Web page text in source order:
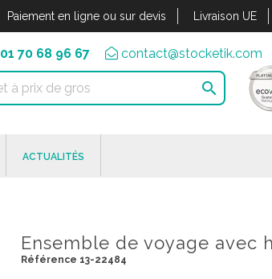
Paiement en ligne ou sur devis Livraison UE
01 70 68 96 67 contact@stocketik.com

ACTUALITÉS
Ensemble de voyage avec
Référence 13-22484